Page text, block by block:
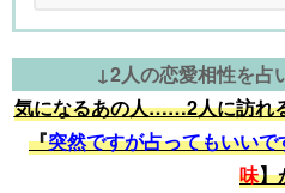
↓2人の恋愛相性を占
気になるあの人……2人に訪れ
『突然ですが占ってもいいで
味】